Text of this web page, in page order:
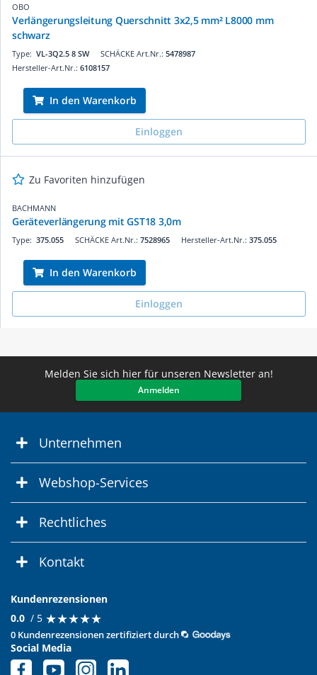
OBO
Verlängerungsleitung Querschnitt 3x2,5 mm² L8000 mm
schwarz
SCHÄCKE Art.Nr.: 5478987
Type: VL-3Q2.5 8 SW
Hersteller-Art.Nr.: 6108157
In den Warenkorb
Einloggen
Zu Favoriten hinzufügen
BACHMANN
Geräteverlängerung mit GST18 3,0m
SCHÄCKE Art.Nr.: 7528965
Type: 375.055 Hersteller-Art.Nr.: 375.055
In den Warenkorb
Einloggen
Melden Sie sich hier für unseren Newsletter an!
Anmelden
Unternehmen
Webshop-Services
Rechtliches
Kontakt
Kundenrezensionen
0.0 / 5 ★★★★★
★★★★★
0 Kundenrezensionen zertifiziert durch
Social Media